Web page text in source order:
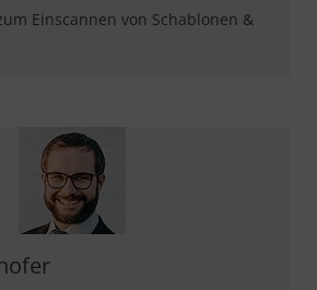
Einscannen von Schablonen &